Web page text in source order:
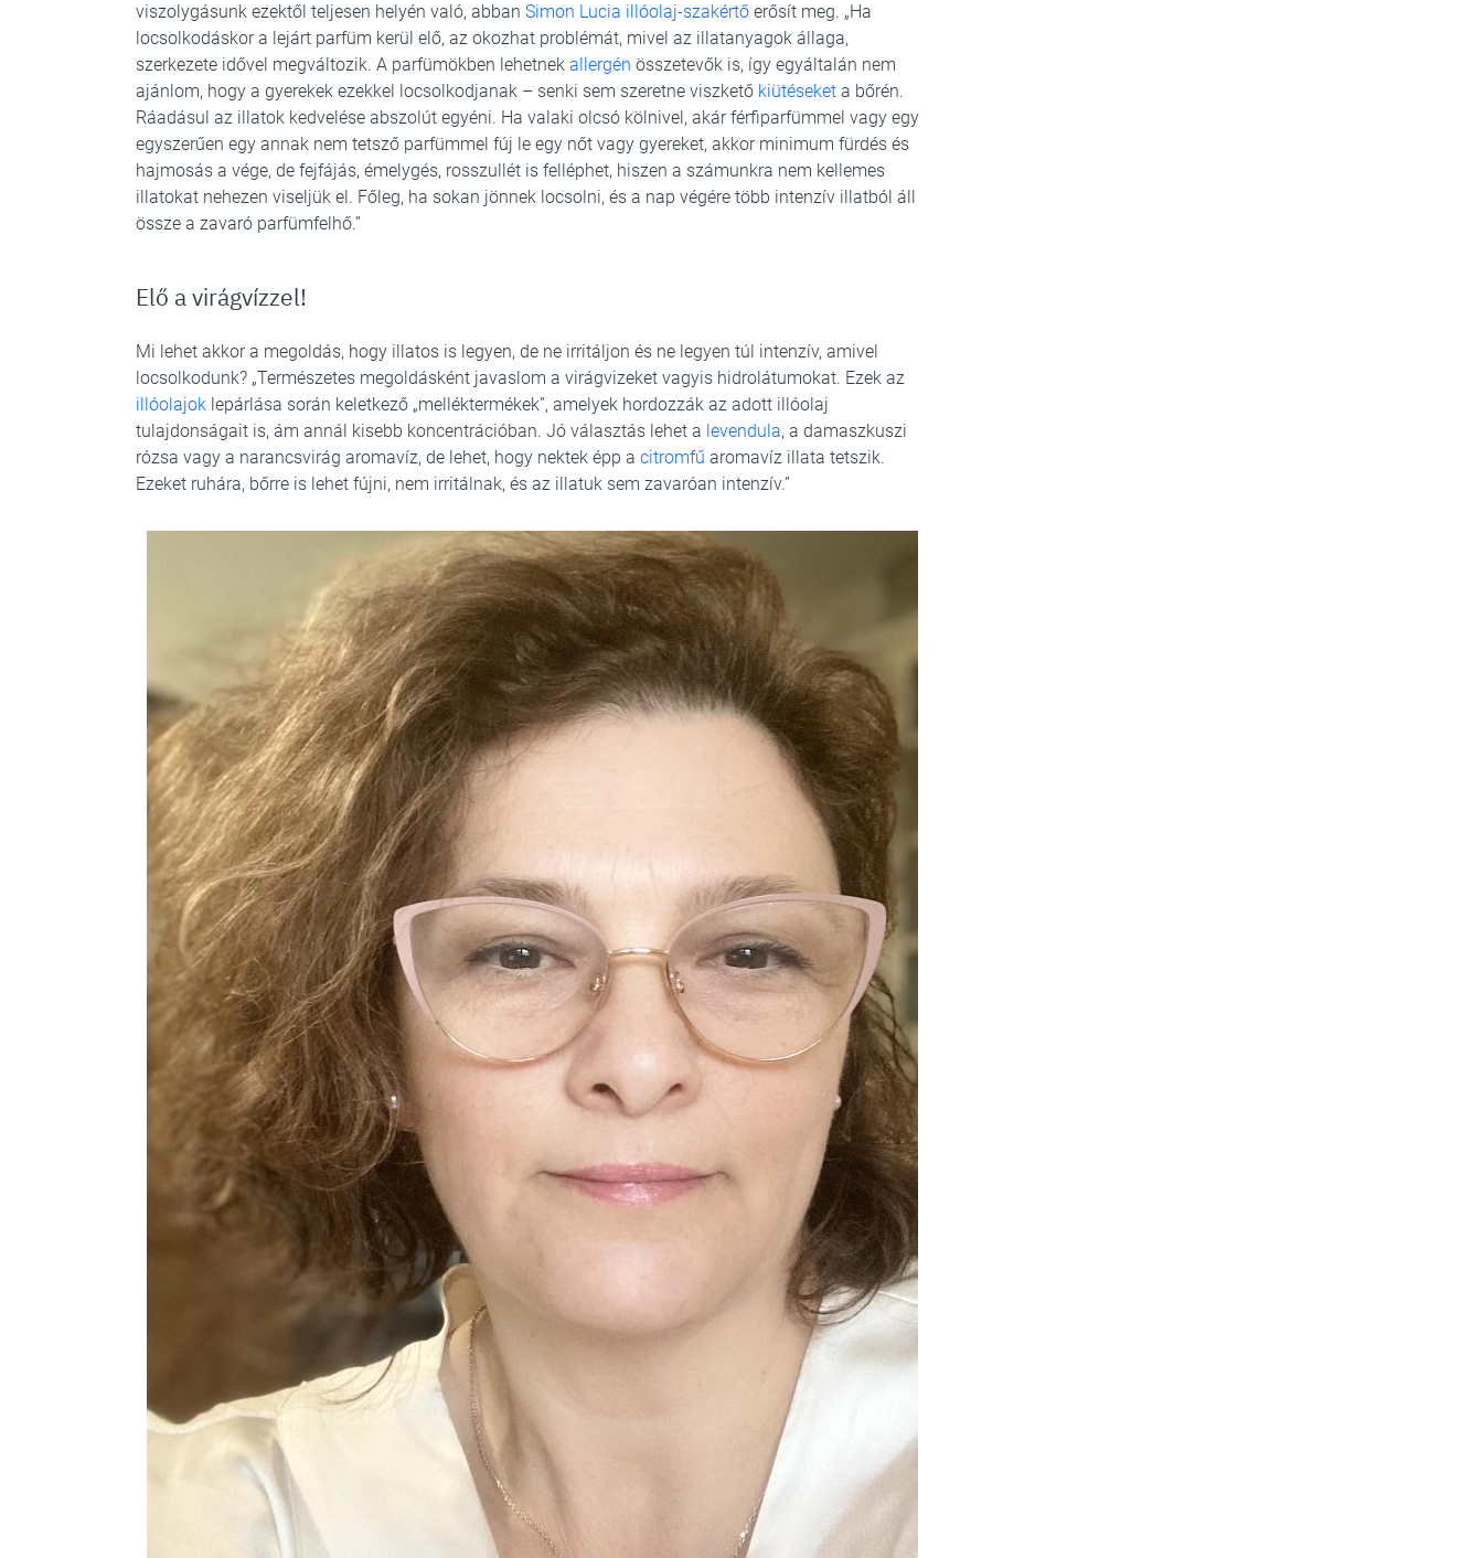
viszolygásunk ezektől teljesen helyén való, abban Simon Lucia illóolaj-szakértő erősít meg. „Ha
locsolkodáskor a lejárt parfüm kerül elő, az okozhat problémát, mivel az illatanyagok állaga,
szerkezete idővel megváltozik. A parfümökben lehetnek allergén összetevők is, így egyáltalán nem
ajánlom, hogy a gyerekek ezekkel locsolkodjanak – senki sem szeretne viszkető kiütéseket a bőrén.
Ráadásul az illatok kedvelése abszolút egyéni. Ha valaki olcsó kölnivel, akár férfiparfümmel vagy egy
egyszerűen egy annak nem tetsző parfümmel fúj le egy nőt vagy gyereket, akkor minimum fürdés és
hajmosás a vége, de fejfájás, émelygés, rosszullét is felléphet, hiszen a számunkra nem kellemes
illatokat nehezen viseljük el. Főleg, ha sokan jönnek locsolni, és a nap végére több intenzív illatból áll
össze a zavaró parfümfelhő.”
Elő a virágvízzel!
Mi lehet akkor a megoldás, hogy illatos is legyen, de ne irritáljon és ne legyen túl intenzív, amivel
locsolkodunk? „Természetes megoldásként javaslom a virágvizeket vagyis hidrolátumokat. Ezek az
illóolajok lepárlása során keletkező „melléktermékek”, amelyek hordozzák az adott illóolaj
tulajdonságait is, ám annál kisebb koncentrációban. Jó választás lehet a levendula, a damaszkuszi
rózsa vagy a narancsvirág aromavíz, de lehet, hogy nektek épp a citromfű aromavíz illata tetszik.
Ezeket ruhára, bőrre is lehet fújni, nem irritálnak, és az illatuk sem zavaróan intenzív.”